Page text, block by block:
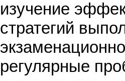
изучение
стратегий
регулярные